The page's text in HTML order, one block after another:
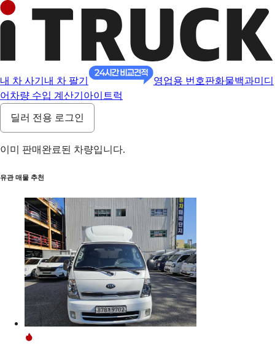
내 차 사기 내 차 팔기 영업용 번호판화물백과미디
어 차량 수입 계산기 아이트럭
딜러 전용 로그인
이미 판매완료된 차량입니다.
유관 매물 추천